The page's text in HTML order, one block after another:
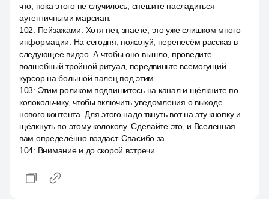
что, пока этого не случилось, спешите насладиться
аутентичными марсиан.
102: Пейзажами. Хотя нет, знаете, это уже слишком много
информации. На сегодня, пожалуй, перенесём рассказ в
следующее видео. А чтобы оно вышло, проведите
волшебный тройной ритуал, передвиньте всемогущий
курсор на большой палец под этим.
103: Этим роликом подпишитесь на канал и щёлкните по
колокольчику, чтобы включить уведомления о выходе
нового контента. Для этого надо ткнуть вот на эту кнопку и
щёлкнуть по этому колоколу. Сделайте это, и Вселенная
вам определённо воздаст. Спасибо за
104: Внимание и до скорой встречи.